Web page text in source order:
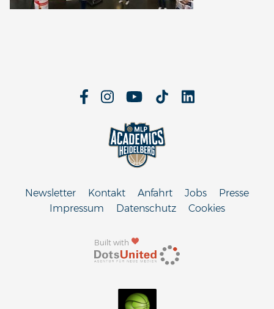
Built with
Newsletter Kontakt Anfahrt Jobs
Presse
Impressum
Datenschutz Cookies